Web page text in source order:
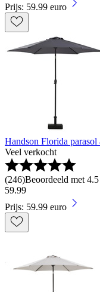
Prijs: 59.99 euro
Handson Florida
Veel verkocht
(246)Beoordeeld met
59.99
Prijs: 59.99 euro